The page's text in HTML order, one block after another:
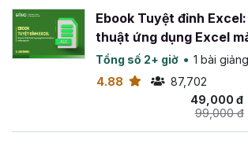
Ebook Tuyệt đỉnh
thuật ứng dụng Excel
dạy bạn
Tổng số 2+ giờ
1 bài giảng
4.88
87,702
49,000 đ
99,000 đ